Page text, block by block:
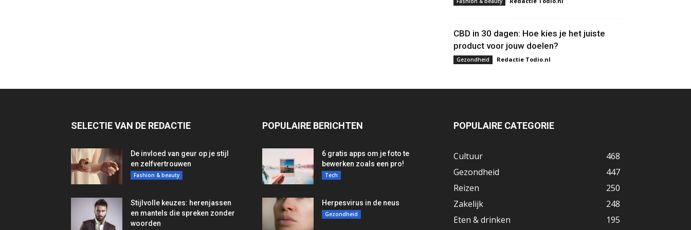
CBD in 30 dagen: Hoe kies je het juiste
product voor jouw doelen?
Gezondheid Redactie Todio.nl
SELECTIE VAN DE REDACTIE
De invloed van geur op je stijl
en zelfvertrouwen
Fashion & beauty
Stijlvolle keuzes: herenjassen
en mantels die spreken zonder
woorden
POPULAIRE BERICHTEN
6 gratis apps om je foto te
bewerken zoals een pro!
Tech
Herpesvirus in de neus
Gezondheid
POPULAIRE CATEGORIE
Cultuur
468
Gezondheid
447
Reizen
250
Zakelijk
248
Eten & drinken
195